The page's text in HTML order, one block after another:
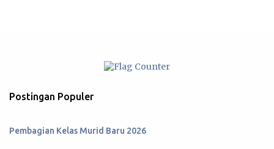
Postingan Populer
Pembagian Kelas Murid Baru 2026